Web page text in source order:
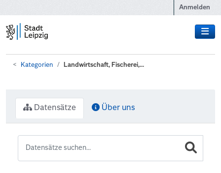
Anmelden
Kategorien Landwirtschaft, Fischerei,...
Datensätze Über uns